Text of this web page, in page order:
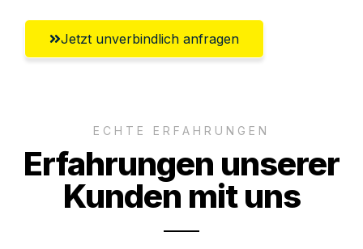
Jetzt unverbindlich anfragen
ECHTE ERFAHRUNGEN
Erfahrungen unserer
Kunden mit uns